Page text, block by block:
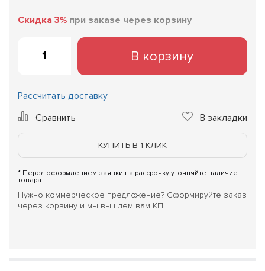
Скидка 3% при заказе через корзину
В корзину
Рассчитать доставку
Сравнить
В закладки
КУПИТЬ В 1 КЛИК
* Перед оформлением заявки на рассрочку уточняйте наличие
товара
Нужно коммерческое предложение? Сформируйте заказ
через корзину и мы вышлем вам КП